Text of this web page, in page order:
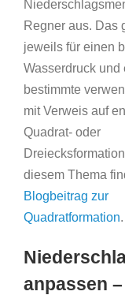
Regner aus. Das
jeweils für einen
Wasserdruck und
bestimmte
mit Verweis auf
Quadrat- oder
diesem Thema
Blogbeitrag zur
Quadratformation.
anpassen –